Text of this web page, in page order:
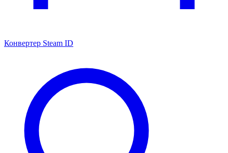
Конвертер Steam ID